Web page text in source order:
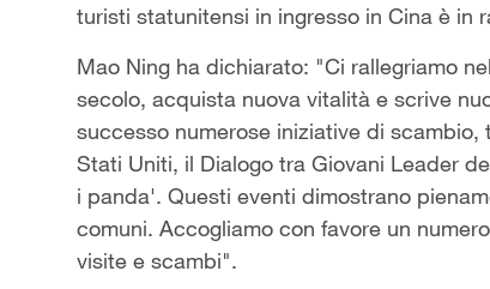
turisti statunitensi in ingresso in Cina è in
Mao Ning ha dichiarato: "Ci rallegriamo
secolo, acquista nuova vitalità e scrive
successo numerose iniziative di
Stati Uniti, il Dialogo tra Giovani Leader
i panda'. Questi eventi dimostrano
comuni. Accogliamo con favore un
visite e scambi".